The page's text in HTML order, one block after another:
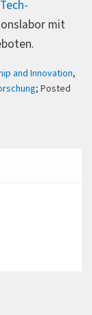
mit
and Innovation,
; Posted